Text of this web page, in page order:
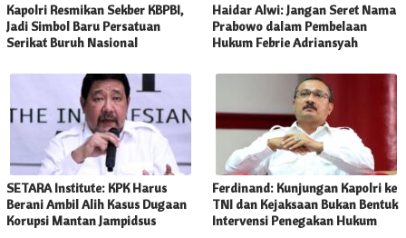
Kapolri Resmikan Sekber KBPBI,
Jadi Simbol Baru Persatuan
Serikat Buruh Nasional
Haidar Alwi: Jangan Seret Nama
Prabowo dalam Pembelaan
Hukum Febrie Adriansyah
SETARA Institute: KPK Harus
Berani Ambil Alih Kasus Dugaan
Korupsi Mantan Jampidsus
Ferdinand: Kunjungan Kapolri ke
TNI dan Kejaksaan Bukan Bentuk
Intervensi Penegakan Hukum